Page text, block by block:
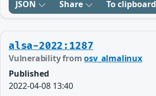
JSON Share To clipboard
alsa-2022:1287
Vulnerability fromosv_almalinux
Published
2022-04-08 13:40